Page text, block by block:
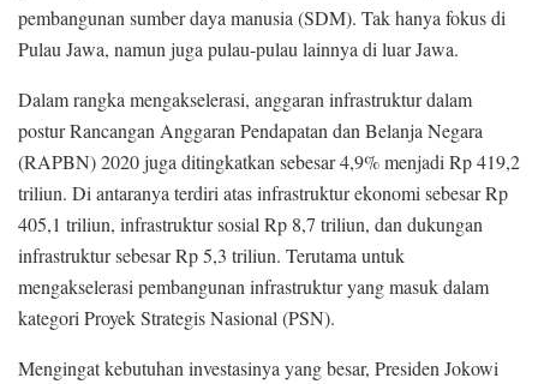
pembangunan sumber daya manusia (SDM). Tak hanya fokus di
Pulau Jawa, namun juga pulau-pulau lainnya di luar Jawa.
Dalam rangka mengakselerasi, anggaran infrastruktur dalam
postur Rancangan Anggaran Pendapatan dan Belanja Negara
(RAPBN) 2020 juga ditingkatkan sebesar 4,9% menjadi Rp 419,2
triliun. Di antaranya terdiri atas infrastruktur ekonomi sebesar Rp
405,1 triliun, infrastruktur sosial Rp 8,7 triliun, dan dukungan
infrastruktur sebesar Rp 5,3 triliun. Terutama untuk
mengakselerasi pembangunan infrastruktur yang masuk dalam
kategori Proyek Strategis Nasional (PSN).
Mengingat kebutuhan investasinya yang besar, Presiden Jokowi